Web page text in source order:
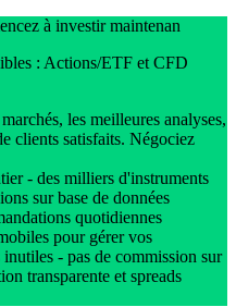
à investir maintenan
: Actions/ETF et CFD
les meilleures analyses,
clients satisfaits. Négociez
- des milliers d'instruments
sur base de données
quotidiennes
pour gérer vos
- pas de commission sur
transparente et spreads